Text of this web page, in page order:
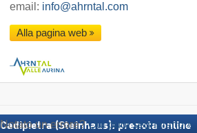
email: info@ahrntal.com
Alla pagina web
Notato un errore?Qui puoi segnalarlo
Cadipietra (Steinhaus): prenota online